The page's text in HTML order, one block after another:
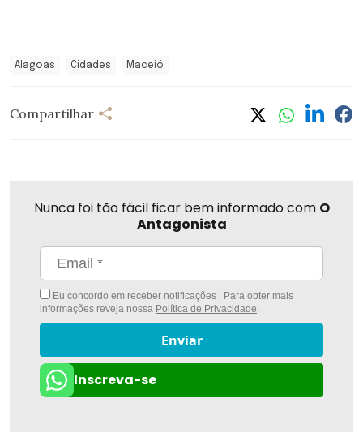
Alagoas Cidades Maceió
Compartilhar
Nunca foi tão fácil ficar bem informado com O
Antagonista
Eu concordo em receber notificações | Para obter mais
informações reveja nossa Política de Privacidade.
Enviar
Inscreva-se